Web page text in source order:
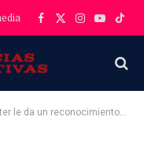
Facebook
X
Instagram
YouTube
a Laura Robson por su práctica de servicio zurdo!